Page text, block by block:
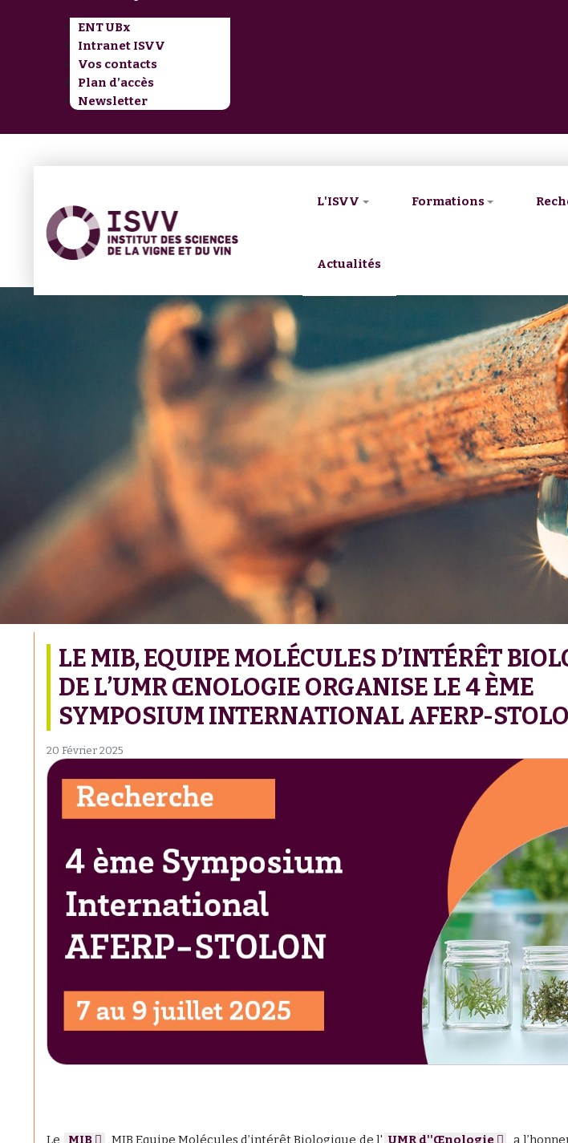
ENT UBx
Intranet ISVV
Vos contacts
Plan d’accès
Newsletter
L'ISVV Formations
Actualités
LE MIB, EQUIPE MOLÉCULES D’INTÉRÊT
DE L’UMR ŒNOLOGIE ORGANISE LE 4 ÈME
SYMPOSIUM INTERNATIONAL AFERP-
20 Février 2025
Le MIB , MIB Equipe Molécules d’intérêt Biologique de l' UMR d''Œnologie , a